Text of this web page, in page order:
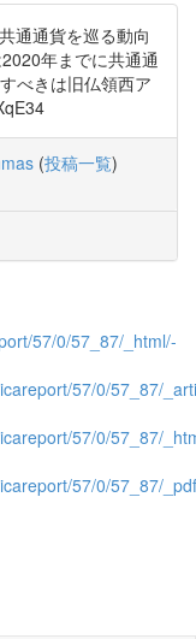
通通貨を巡る動向
年までに共通通
べきは旧仏領西ア
(投稿一覧)
57/0/57_87/_html/-
57/0/57_87/
57/0/57_87/
57/0/57_87/